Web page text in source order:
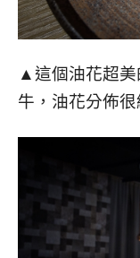
▲這個油花超美
牛，油花分佈很